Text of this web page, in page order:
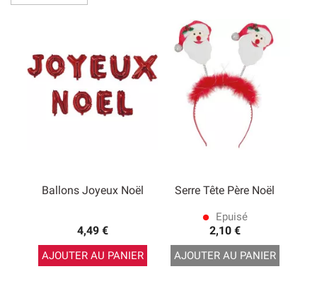
Ballons Joyeux Noël
4,49 €
AJOUTER AU PANIER
Serre Tête Père Noël
lens Epuisé
2,10 €
AJOUTER AU PANIER